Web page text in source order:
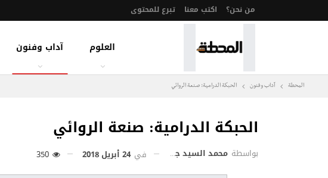
من نحن؟ اكتب معنا تبرع للمحتوى
العلوم آداب وفنون
المحطة آداب وفنون الحبكة الدرامية: صنعة الروائي
الحبكة الدرامية: صنعة الروائي
بواسطة محمد السيد جمعة في 24 أبريل 2018